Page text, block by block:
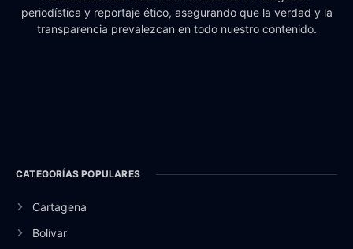
periodística y reportaje ético, asegurando que la verdad y la
transparencia prevalezcan en todo nuestro contenido.
CATEGORÍAS POPULARES
Cartagena
Bolívar